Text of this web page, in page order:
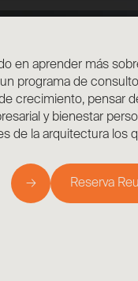
en aprender más
programa de
crecimiento, pensar
y bienestar
de la arquitectura los
→ Reserva